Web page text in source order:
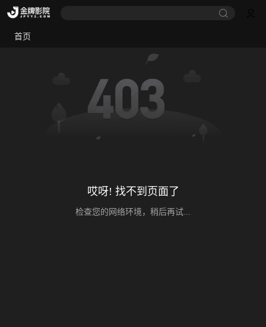
首页
哎呀! 找不到页面了
检查您的网络环境，稍后再试...